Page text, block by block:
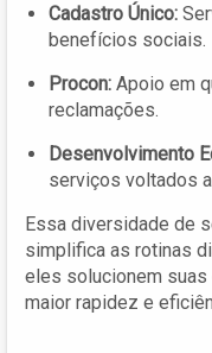
Cadastro Único:
benefícios sociais.
Procon: Apoio em
reclamações.
Desenvolvimento
serviços voltados
Essa diversidade de
simplifica as rotinas
eles solucionem
maior rapidez e